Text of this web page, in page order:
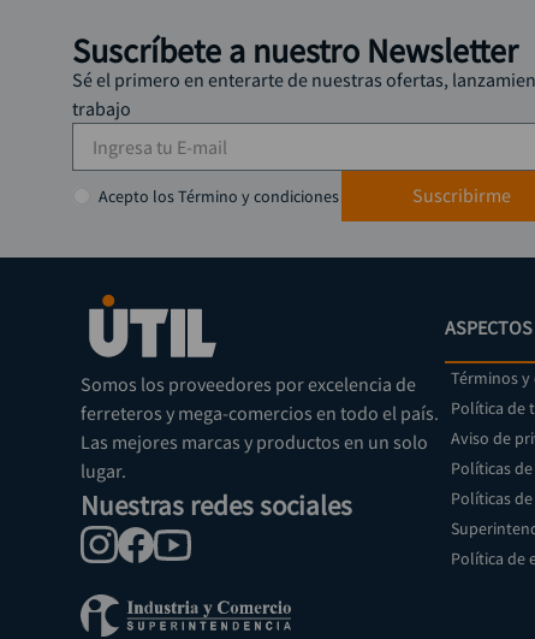
Suscríbete a nuestro Newsletter
Sé el primero en enterarte de nuestras ofertas,
trabajo
Acepto los Término y condiciones Suscribirme
Somos los proveedores por excelencia de
ferreteros y mega-comercios en todo el país.
Las mejores marcas y productos en un solo
lugar.
Nuestras redes sociales
Términos y
Política de
Aviso de
Políticas
Políticas
Política de